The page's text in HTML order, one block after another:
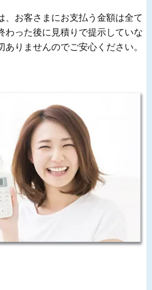
、お客さまにお支払う金額は全て
わった後に見積りで提示していな
りませんのでご安心ください。